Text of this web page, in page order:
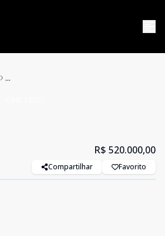
...
R$ 520.000,00
Compartilhar Favorito